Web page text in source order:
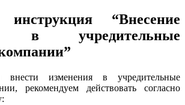
инструкция “Внесение
в учредительные
изменения в учредительные
рекомендуем действовать согласно